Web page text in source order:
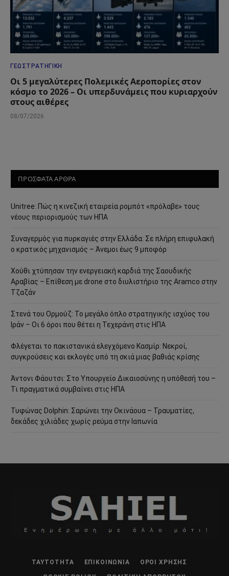
ΓΕΩΣΤΡΑΤΗΓΙΚΉ
Οι 5 μεγαλύτερες Πολεμικές Αεροπορίες στον
κόσμο το 2026 – Οι υπερδυνάμεις που κυριαρχούν
στους αιθέρες
08/07/2026
ΠΡΟΣΦΑΤΑ ΑΡΘΡΑ
Unitree: Πώς η κινεζική εταιρεία ρομπότ «πρόλαβε» τους
νέους περιορισμούς των ΗΠΑ
Συναγερμός για πυρκαγιές στην Ελλάδα: Σε πλήρη επιφυλακή
ο κρατικός μηχανισμός – Άνεμοι έως 9 μποφόρ
Χούθι χτύπησαν την ενεργειακή καρδιά της Σαουδικής
Αραβίας – Επίθεση με drone στο διυλιστήριο της Aramco στην
Τζαζάν
Στενά του Ορμούζ: Το μεγάλο όπλο στρατηγικής ισχύος του
Ιράν – Οι 6 όροι που θέτει η Τεχεράνη στις ΗΠΑ
Φλέγεται το πακιστανικά ελεγχόμενο Κασμίρ: Νεκροί,
συγκρούσεις και εκλογές υπό τη σκιά μιας βαθιάς κρίσης
Άντονι Φάουτσι: Στο Υπουργείο Δικαιοσύνης η υπόθεσή του –
Τι πραγματικά συμβαίνει στις ΗΠΑ
Τυφώνας Dolphin: Σαρώνει την Οκινάουα – Τραυματίες,
δεκάδες χιλιάδες χωρίς ρεύμα στην Ιαπωνία
ΤΑΥΤΌΤΗΤΑ ΕΠΙΚΟΙΝΩΝΊΑ ΌΡΟΙ ΧΡΉΣΗΣ